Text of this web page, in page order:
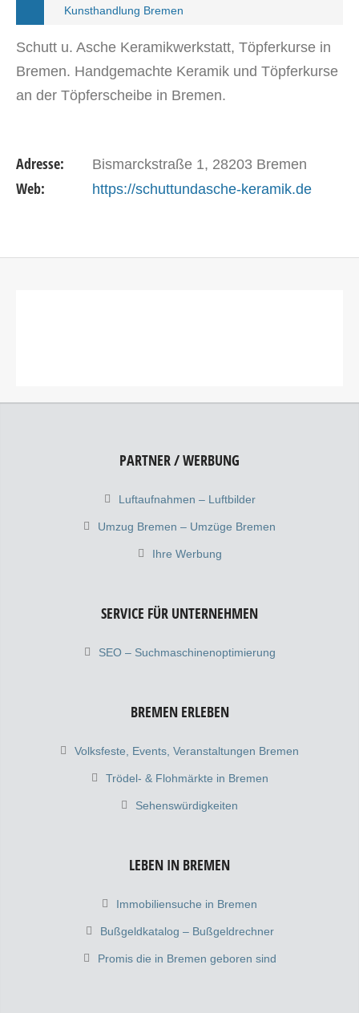
Kunsthandlung Bremen
Schutt u. Asche Keramikwerkstatt, Töpferkurse in
Bremen. Handgemachte Keramik und Töpferkurse
an der Töpferscheibe in Bremen.
Adresse: Bismarckstraße 1, 28203 Bremen
Web: https://schuttundasche-keramik.de
PARTNER / WERBUNG
Luftaufnahmen – Luftbilder
Umzug Bremen – Umzüge Bremen
Ihre Werbung
SERVICE FÜR UNTERNEHMEN
SEO – Suchmaschinenoptimierung
BREMEN ERLEBEN
Volksfeste, Events, Veranstaltungen Bremen
Trödel- & Flohmärkte in Bremen
Sehenswürdigkeiten
LEBEN IN BREMEN
Immobiliensuche in Bremen
Bußgeldkatalog – Bußgeldrechner
Promis die in Bremen geboren sind